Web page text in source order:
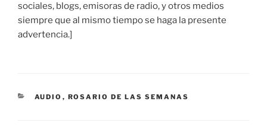
sociales, blogs, emisoras de radio, y otros medios
siempre que al mismo tiempo se haga la presente
advertencia.]
CATEGORÍAS
AUDIO , ROSARIO DE LAS SEMANAS